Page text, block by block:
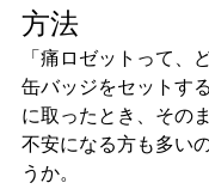
方法
「痛ロゼットって、
缶バッジをセットす
に取ったとき、その
不安になる方も多い
うか。